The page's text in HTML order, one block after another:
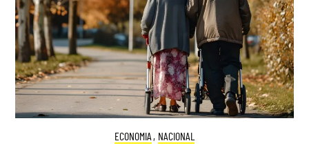
ECONOMIA , NACIONAL